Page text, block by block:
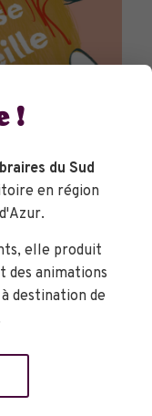
!
du Sud
en région
elle produit
des animations
destination de